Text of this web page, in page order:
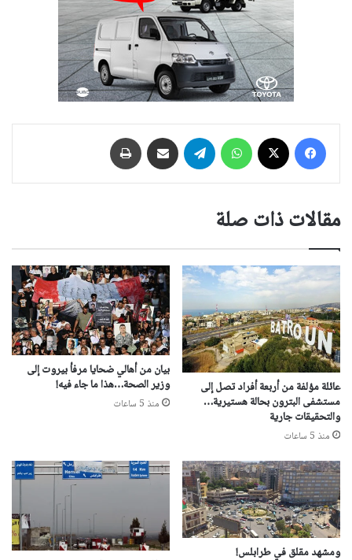
فيسبوك واتساب تيلقرام مشاركة عبر البريد
مقالات ذات صلة
عائلة مؤلفة من أربعة أفراد تصل إلى
مستشفى البترون بحالة هستيرية…
والتحقيقات جارية
منذ 5 ساعات
بيان من أهالي ضحايا مرفأ بيروت إلى
وزير الصحة…هذا ما جاء فيه!
منذ 5 ساعات
ومشهد مقلق في طرابلس!